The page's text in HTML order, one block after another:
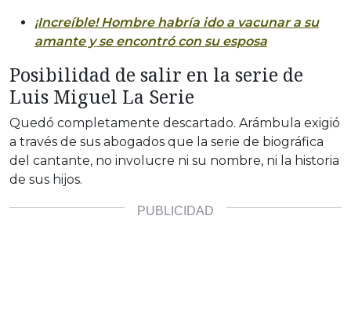
¡Increíble! Hombre habría ido a vacunar a su
amante y se encontró con su esposa
Posibilidad de salir en la serie de
Luis Miguel La Serie
Quedó completamente descartado. Arámbula exigió
a través de sus abogados que la serie de biográfica
del cantante, no involucre ni su nombre, ni la historia
de sus hijos.